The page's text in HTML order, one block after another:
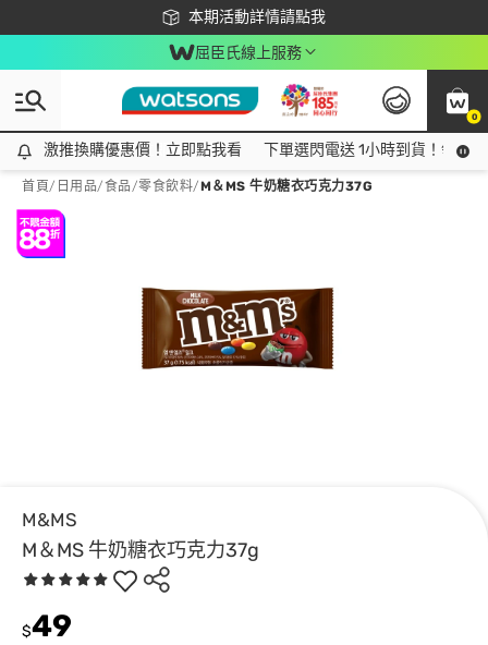
本期活動詳情請點我
下載app最高回饋$350
屈臣氏線上服務
0
激推換購優惠價！立即點我看
激推換購優惠價！立即點我看 下單選閃電送 1小時到貨！領神
首頁/ 日用品/食品/零食飲料/M＆MS 牛奶糖衣巧克力37G
M&MS
M＆MS 牛奶糖衣巧克力37g
$49